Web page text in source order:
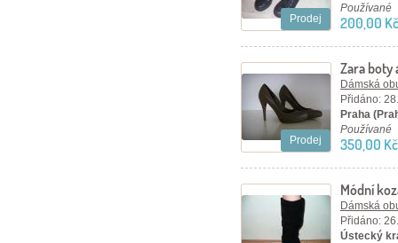
Prodej
Používané
200,00 Kč
Prodej
Zara boty
Dámská
Přidáno:
Praha
Používané
350,00 Kč
Módní
Dámská
Přidáno:
Ústecký